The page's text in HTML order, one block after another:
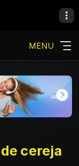
MENU
cereja